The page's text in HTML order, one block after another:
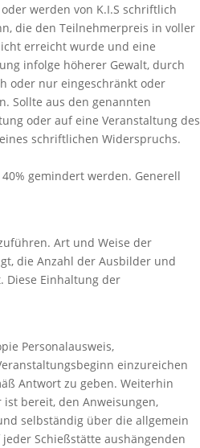
werden von K.I.S schriftlich
die den Teilnehmerpreis in voller
erreicht wurde und eine
infolge höherer Gewalt, durch
oder nur eingeschränkt oder
Sollte aus den genannten
oder auf eine Veranstaltung des
schriftlichen Widerspruchs.
gemindert werden. Generell
Art und Weise der
die Anzahl der Ausbilder und
Diese Einhaltung der
Personalausweis,
einzureichen
Antwort zu geben. Weiterhin
bereit, den Anweisungen,
selbständig über die allgemein
Schießstätte aushängenden